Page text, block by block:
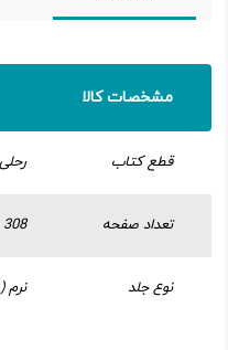
مشخصات کالا
قطع کتاب رحلی
تعداد صفحه 308
نوع جلد نرم